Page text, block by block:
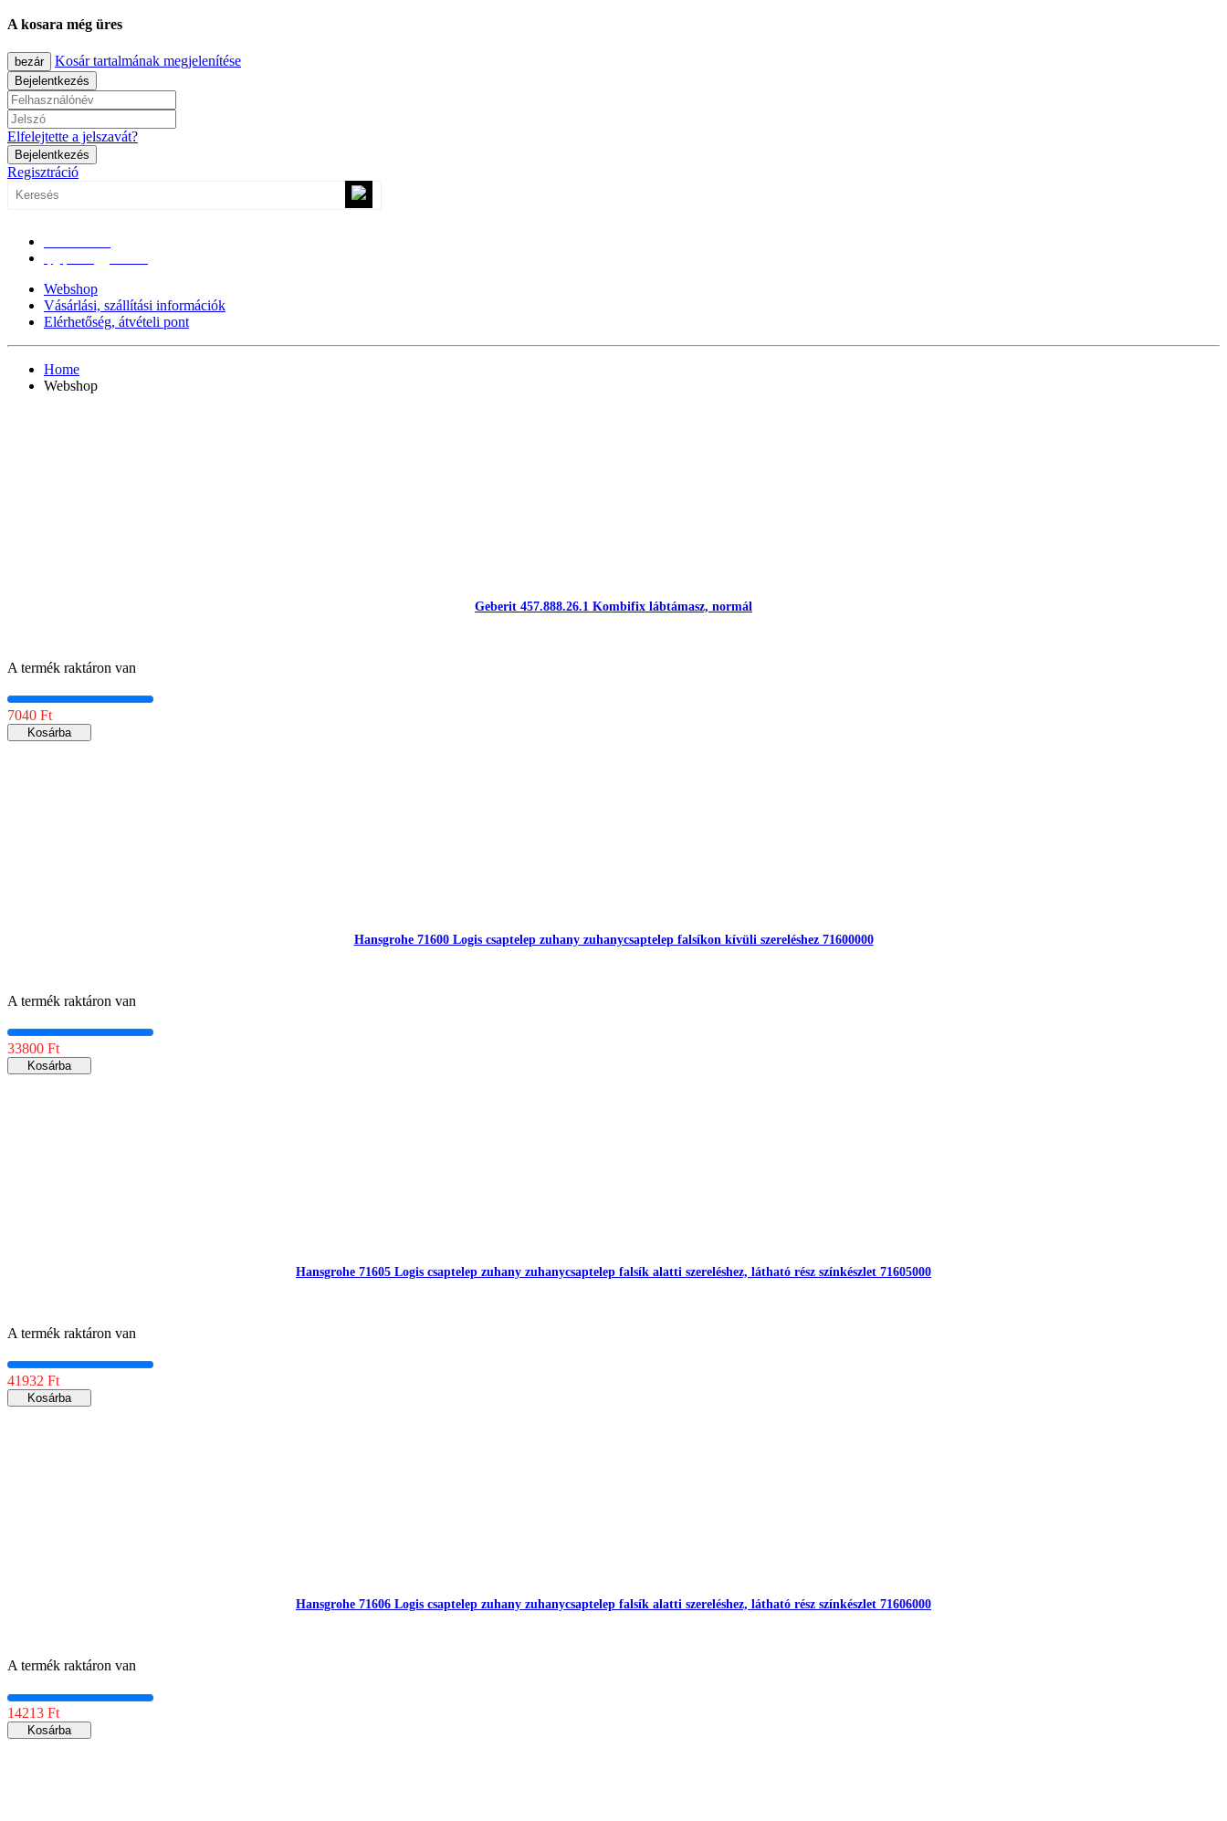
A kosara még üres
bezár Kosár tartalmának megjelenítése
Bejelentkezés
Elfelejtette a jelszavát?
Bejelentkezés
Regisztráció
Webshop
Vásárlási, szállítási információk
Elérhetőség, átvételi pont
Home
Webshop
Geberit 457.888.26.1 Kombifix lábtámasz, normál
A termék raktáron van
7040 Ft
Kosárba
Hansgrohe 71600 Logis csaptelep zuhany zuhanycsaptelep falsíkon kívüli szereléshez 71600000
A termék raktáron van
33800 Ft
Kosárba
Hansgrohe 71605 Logis csaptelep zuhany zuhanycsaptelep falsík alatti szereléshez, látható rész színkészlet 71605000
A termék raktáron van
41932 Ft
Kosárba
Hansgrohe 71606 Logis csaptelep zuhany zuhanycsaptelep falsík alatti szereléshez, látható rész színkészlet 71606000
A termék raktáron van
14213 Ft
Kosárba